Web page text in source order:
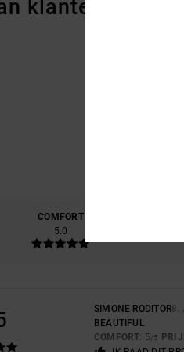
klanten
COMFORT
5.0
SIMONE RODITOR8.
BEAUTIFUL
COMFORT: 5/5